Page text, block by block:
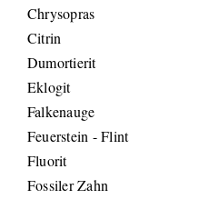
Chrysopras
Citrin
Dumortierit
Eklogit
Falkenauge
Feuerstein - Flint
Fluorit
Fossiler Zahn